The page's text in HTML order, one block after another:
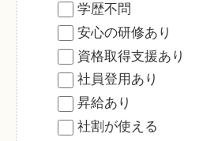
学歴不問
安心の研修あり
資格取得支援あり
社員登用あり
昇給あり
社割が使える